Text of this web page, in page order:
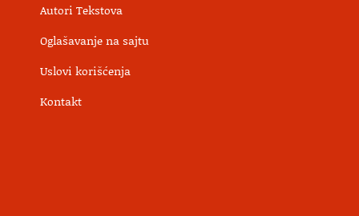
Autori Tekstova
Oglašavanje na sajtu
Uslovi korišćenja
Kontakt